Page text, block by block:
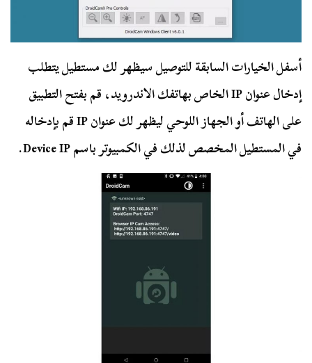
أسفل الخيارات السابقة للتوصيل سيظهر لك مستطيل يتطلب
إدخال عنوان IP الخاص بهاتفك الاندرويد، قم بفتح التطبيق
على الهاتف أو الجهاز اللوحي ليظهر لك عنوان IP قم بإدخاله
في المستطيل المخصص لذلك في الكمبيوتر باسم Device IP.